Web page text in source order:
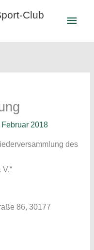
Club
Februar 2018
des
86, 30177